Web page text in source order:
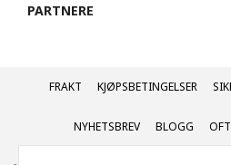
PARTNERE
FRAKT KJØPSBETINGELSER
NYHETSBREV BLOGG